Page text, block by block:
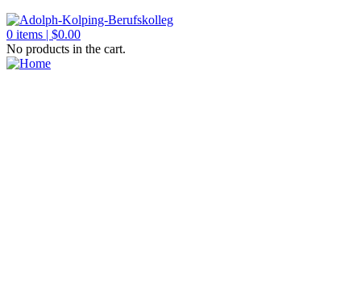
0 items | $0.00
No products in the cart.